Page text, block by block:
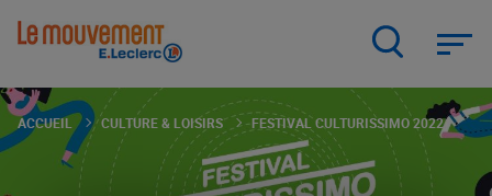
ACCUEIL CULTURE & LOISIRS FESTIVAL CULTURISSIMO 2022